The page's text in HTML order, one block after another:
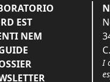
EST
NEM
I